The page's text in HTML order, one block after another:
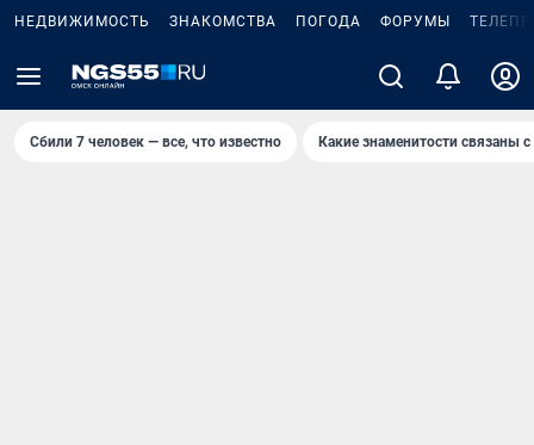
НЕДВИЖИМОСТЬ ЗНАКОМСТВА ПОГОДА ФОРУМЫ
Сбили 7 человек — все, что известно Какие знаменитости связаны